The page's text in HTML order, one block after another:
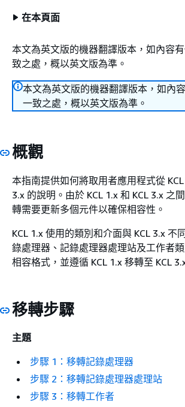
在本頁面
本文為英文版的機器翻譯版本，如內容
致之處，概以英文版為準。
本文為英文版的機器翻譯版本，如內
一致之處，概以英文版為準。
概觀
本指南提供如何將取用者應用程式從
3.x 的說明。由於 KCL 1.x 和 KCL 3.x 之
轉需要更新多個元件以確保相容性。
KCL 1.x 使用的類別和介面與 KCL 3.x 不
錄處理器、記錄處理器處理站及工作者
相容格式，並遵循 KCL 1.x 移轉至 KCL
移轉步驟
主題
步驟 1：移轉記錄處理器
步驟 2：移轉記錄處理器處理站
步驟 3：移轉工作者